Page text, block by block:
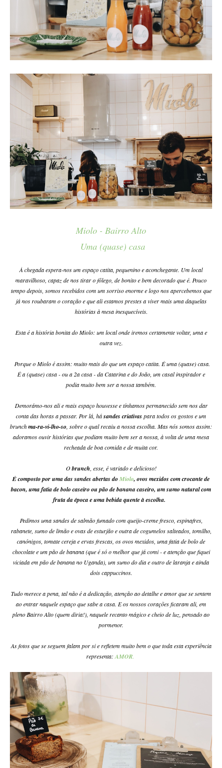
Miolo - Bairro Alto
Uma (quase) casa
À chegada espera-nos um espaço catita, pequenino e aconchegante. Um local
maravilhoso, capaz de nos tirar o fôlego, de bonito e bem decorado que é. Pouco
tempo depois, somos recebidos com um sorriso enorme e logo nos apercebemos que
já nos roubaram o coração e que ali estamos prestes a viver mais uma daquelas
histórias à mesa inesquecíveis.
Esta é a história bonita do Miolo: um local onde iremos certamente voltar, uma e
outra vez.
Porque o Miolo é assim: muito mais do que um espaço catita. É uma (quase) casa.
É a (quase) casa - ou a 2a casa - da Catarina e do João, um casal inspirador e
podia muito bem ser a nossa também.
Demorámo-nos ali e mais espaço houvesse e tínhamos permanecido sem nos dar
conta das horas a passar. Por lá, hásandes criativas para todos os gostos e um
brunchma-ra-vi-lho-so , sobre o qual recaiu a nossa escolha. Mas nós somos assim:
adoramos ouvir histórias que podiam muito bem ser a nossa, à volta de uma mesa
recheada de boa comida e de muita cor.
Obrunch , esse, é variado e delicioso!
É composto por uma das sandes abertas doMiolo, ovos mexidos com crocante de
bacon, uma fatia de bolo caseiro ou pão de banana caseiro, um sumo natural com
fruta da época e uma bebida quente à escolha.
Pedimos uma sandes de salmão fumado com queijo-creme fresco, espinafres,
rabanete, sumo de limão e ovas de esturjão e outra de cogumelos salteados, tomilho,
canónigos, tomate cereja e ervas frescas, os ovos mexidos, uma fatia de bolo de
chocolate e um pão de banana (que é só o melhor que já comi - e atenção que fiquei
viciada em pão de banana no Uganda), um sumo do dia e outro de laranja e ainda
dois cappuccinos.
Tudo merece a pena, tal não é a dedicação, atenção ao detalhe e amor que se sentem
ao entrar naquele espaço que sabe a casa. E os nossos corações ficaram ali, em
pleno Bairro Alto (quem diria!), naquele recanto mágico e cheio de luz, pensado ao
pormenor.
As fotos que se seguem falam por si e refletem muito bem o que toda esta experiência
representa: AMOR.